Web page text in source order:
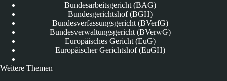
Bundesarbeitsgericht (BAG)
Bundesgerichtshof (BGH)
Bundesverfassungsgericht (BVerfG)
Bundesverwaltungsgericht (BVerwG)
Europäisches Gericht (EuG)
Europäischer Gerichtshof (EuGH)
Weitere Themen